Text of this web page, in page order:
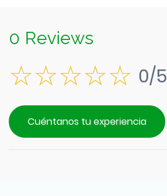
0 Reviews
0/5
Cuéntanos tu experiencia